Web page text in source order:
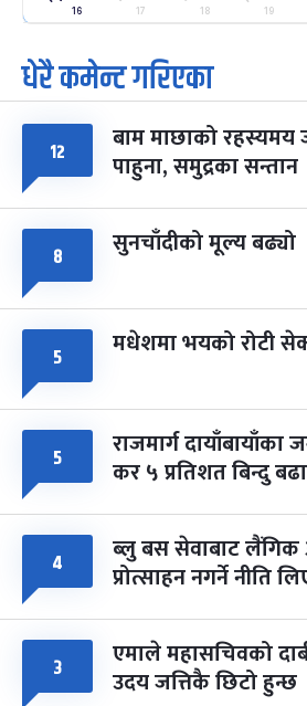
मंगल फाल्गुन २५, २०८३ Mar 9, 2027
७
आइत
पूर्णिमा व्रत
चैत्र ७, २०८३-Mar 21, 2027
८ फागुपूर्णिमा
चैत्र ८, २०८३-Mar 22, 2027
16 17 18 19
धेरै कमेन्ट गरिएका
१२ बाम माछाको रहस्यमय
पाहुना, समुद्रका सन्तान
८ सुनचाँदीको मूल्य बढ्यो
५ मधेशमा भयको रोटी
५ राजमार्ग दायाँबायाँका
कर ५ प्रतिशत बिन्दु
४ ब्लु बस सेवाबाट लैंगिक
प्रोत्साहन नगर्ने नीति
३ एमाले महासचिवको
उदय जत्तिकै छिटो हुन्छ